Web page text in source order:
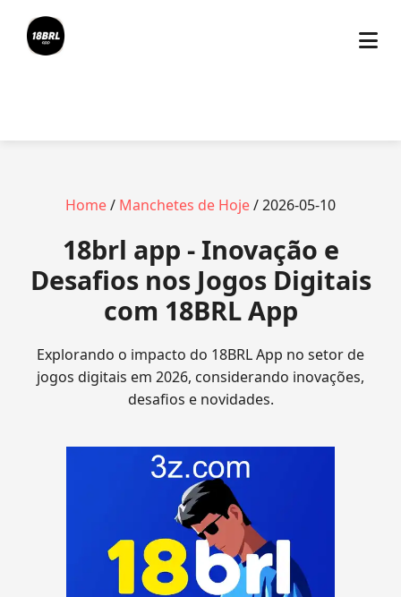
Home/ Manchetes de Hoje/ 2026-05-10
18brl app - Inovação e
Desafios nos Jogos Digitais
com 18BRL App
Explorando o impacto do 18BRL App no setor de
jogos digitais em 2026, considerando inovações,
desafios e novidades.